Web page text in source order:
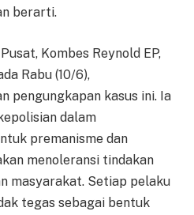
berarti.
Kombes Reynold EP,
Rabu (10/6),
pengungkapan kasus ini. Ia
dalam
premanisme dan
menoleransi tindakan
masyarakat. Setiap pelaku
tegas sebagai bentuk